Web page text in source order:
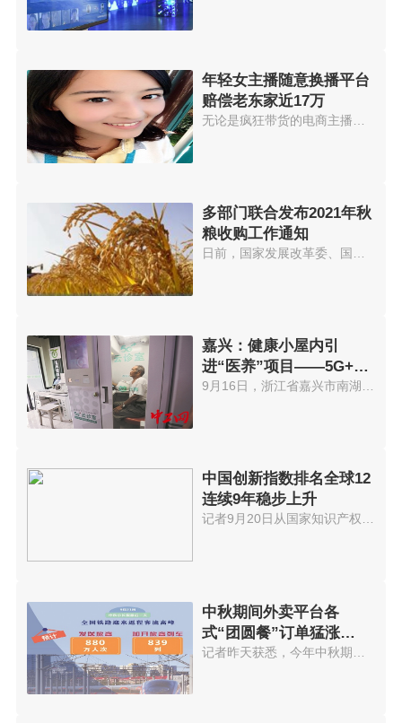
年轻女主播随意换播平台
赔偿老东家近17万
多部门联合发布2021年秋
粮收购工作通知
嘉兴：健康小屋内引
进“医养”项目——5G+云
诊室
9月16日，浙江省嘉兴市南湖街道...
中国创新指数排名全球12
连续9年稳步上升
记者9月20日从国家知识产权局获...
中秋期间外卖平台各
式“团圆餐”订单猛涨
574.56%